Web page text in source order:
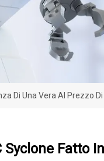
Di Una Vera Al Prezzo
Syclone Fatto